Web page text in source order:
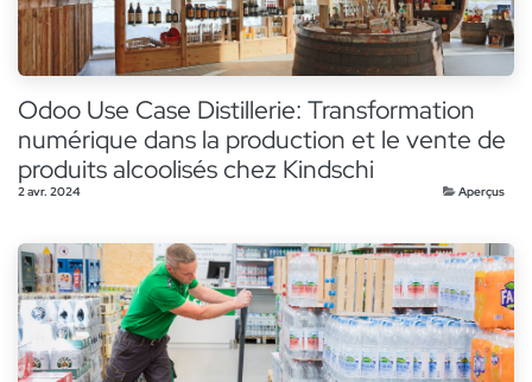
Odoo Use Case Distillerie: Transformation
numérique dans la production et le vente de
produits alcoolisés chez Kindschi
2 avr. 2024 Aperçus